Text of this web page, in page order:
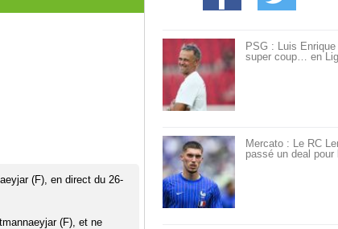
(F), en direct du 26-
(F), et ne
PSG : Luis
super coup… en
Mercato : Le RC
passé un deal pour